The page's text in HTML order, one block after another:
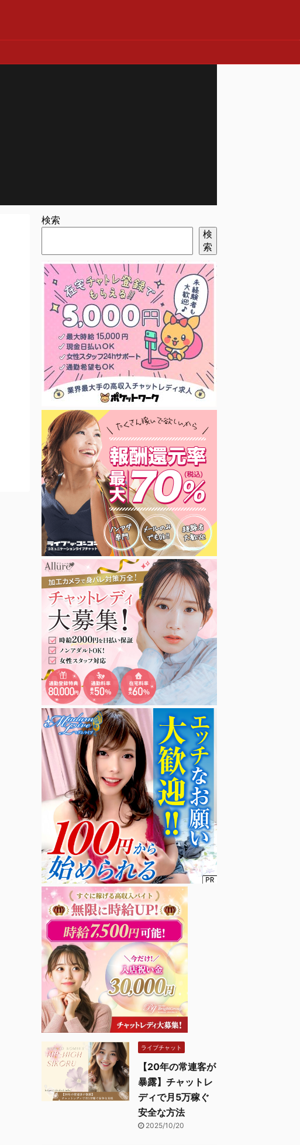
検索
検
索
ライブチャット
【20年の常連客が
暴露】チャットレ
ディで月5万稼ぐ
安全な方法
2025/10/20